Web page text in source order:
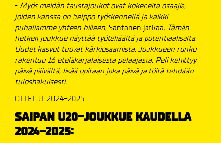
- Myös meidän taustajoukot ovat kokeneita osaajia,
joiden kanssa on helppo työskennellä ja kaikki
puhallamme yhteen hiileen, Santanen jatkaa. Tämän
hetken joukkue näyttää työteliäältä ja potentiaaliselta.
Uudet kasvot tuovat kärkiosaamista. Joukkueen runko
rakentuu 16 eteläkarjalaisesta pelaajasta. Peli kehittyy
päivä päivältä, lisää opitaan joka päivä ja töitä tehdään
tuloshakuisesti.
OTTELUT 2024-2025
SAIPAN U20-JOUKKUE KAUDELLA
2024–2025: